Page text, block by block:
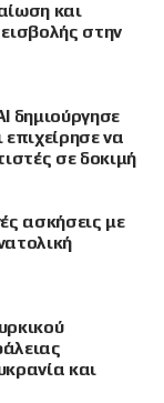
και
στην
δημιούργησε
να
σε δοκιμή
ασκήσεις με
και